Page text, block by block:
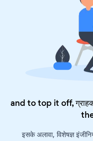
and to top it off,
इसके अलावा, विशेषज्ञ